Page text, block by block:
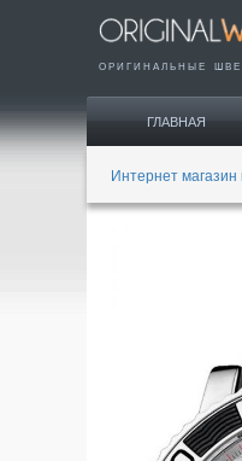
ОРИГИНАЛЬНЫЕ
ГЛАВНАЯ
Интернет